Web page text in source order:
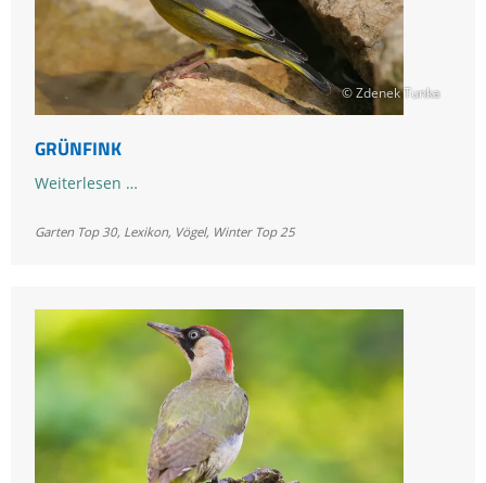
© Zdenek Tunka
GRÜNFINK
Weiterlesen …Grünfink
Garten Top 30, Lexikon, Vögel, Winter Top 25